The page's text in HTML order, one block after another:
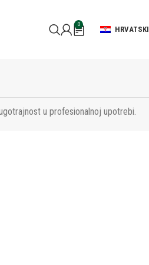
0
HRVATSKI
u profesionalnoj upotrebi.